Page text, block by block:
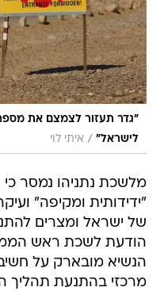
"גדר תעזור לצמצם את
לישראל" / איתי לוי
מלשכת נתניהו נמסר כי
"ידידותית ומקיפה"
של ישראל ומצרים
הודעת לשכת ראש
הנשיא מובארק על
מרכזי בהתנעת תהליך